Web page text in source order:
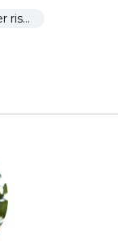
E-commerce per ristoranti